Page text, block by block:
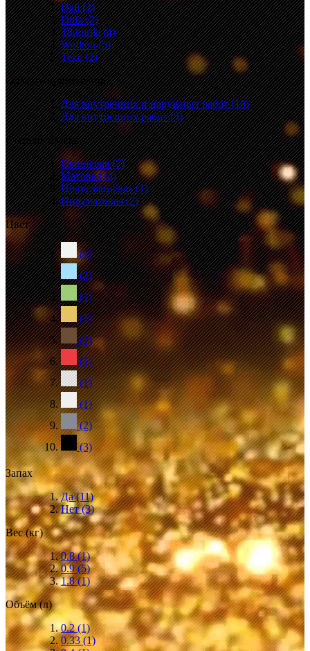
Dali(2)
Dufa(2)
Tikkurila(4)
Wollton(5)
Текс(2)
Область применения
Для внутренних и наружных работ(10)
Для внутренних работ(5)
Степень блеска
Глянцевая(7)
Матовая(4)
Полуглянцевая(1)
Полуматовая(2)
Цвет
(1)
(2)
(1)
(1)
(1)
(1)
(1)
(1)
(2)
(3)
Запах
Да(11)
Нет(3)
Вес (кг)
0.8(1)
0.9(5)
1.8(1)
Объём (л)
0.2(1)
0.33(1)